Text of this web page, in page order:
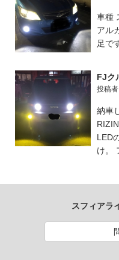
車種
アル
足で
FJク
投稿
納車
LED
け。
スフィアラ